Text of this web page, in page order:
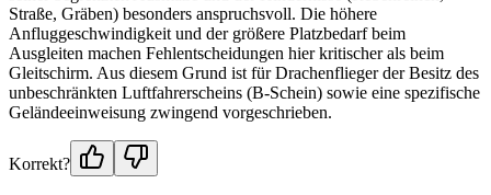
Straße, Gräben) besonders anspruchsvoll. Die höhere
Anfluggeschwindigkeit und der größere Platzbedarf beim
Ausgleiten machen Fehlentscheidungen hier kritischer als beim
Gleitschirm. Aus diesem Grund ist für Drachenflieger der Besitz des
unbeschränkten Luftfahrerscheins (B-Schein) sowie eine spezifische
Geländeeinweisung zwingend vorgeschrieben.
Korrekt?